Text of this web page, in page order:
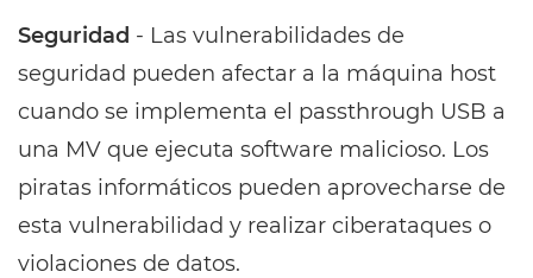
Seguridad - Las vulnerabilidades de
seguridad pueden afectar a la máquina host
cuando se implementa el passthrough USB a
una MV que ejecuta software malicioso. Los
piratas informáticos pueden aprovecharse de
esta vulnerabilidad y realizar ciberataques o
violaciones de datos.